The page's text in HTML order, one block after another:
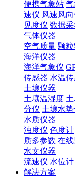
便携气象站 气
速仪 风速风向
见度仪 数据采
气体仪器
空气质量 颗粒
海洋仪器
海洋气象仪
传感器 水温传
土壤仪器
土壤温湿度
分仪 土壤水势
水质仪器
浊度仪 色度计
质多参数 在线
水文仪器
流速仪 水位计
解决方案